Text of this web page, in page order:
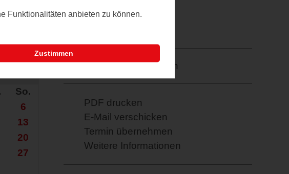
So.
6
13
20
27
Letztes Update
Merkzettel: speichern
PDF drucken
E-Mail verschicken
Termin übernehmen
Weitere Informationen
Funktionalitäten anbieten zu können.
Zustimmen